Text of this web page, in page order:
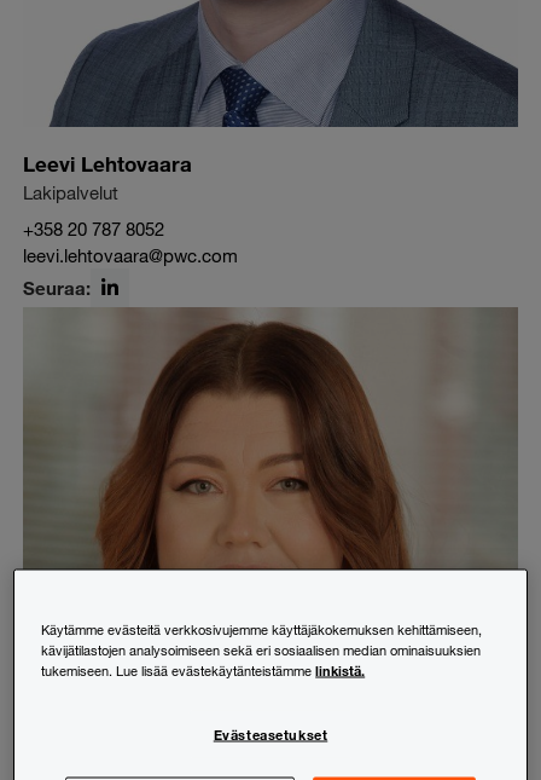
Leevi Lehtovaara
Lakipalvelut
+358 20 787 8052
leevi.lehtovaara@pwc.com
Seuraa:
Käytämme evästeitä verkkosivujemme käyttäjäkokemuksen kehittämiseen,
kävijätilastojen analysoimiseen sekä eri sosiaalisen median ominaisuuksien
tukemiseen. Lue lisää evästekäytänteistämmelinkistä.
Evästeasetukset